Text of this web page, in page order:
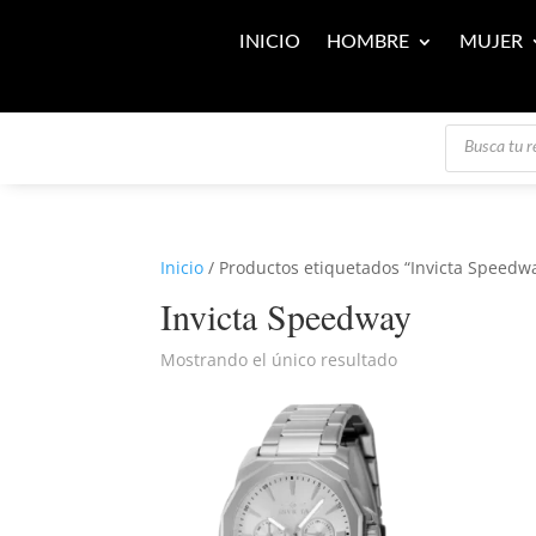
INICIO HOMBRE MUJER
Búsqueda
productos
Inicio / Productos etiquetados “Invicta
Invicta Speedway
Mostrando el único resultado